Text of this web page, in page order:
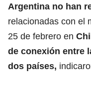
Argentina no han
relacionadas con el
25 de febrero en
de conexión entre
dos países,